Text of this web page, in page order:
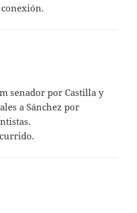
senador por Castilla y
a Sánchez por